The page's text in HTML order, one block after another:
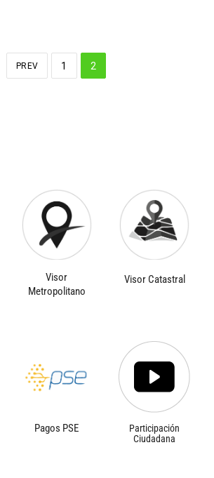
PREV 1 2
Visor
Metropolitano
Visor Catastral
Pagos PSE
Participación
Ciudadana